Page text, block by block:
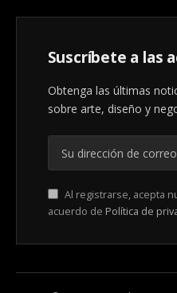
Suscríbete a las
Obtenga las últimas
sobre arte, diseño y
Al registrarse, acepta
acuerdo de Política de